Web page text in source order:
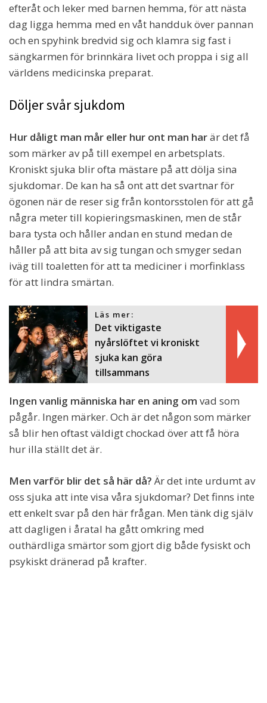
efteråt och leker med barnen hemma, för att nästa
dag ligga hemma med en våt handduk över pannan
och en spyhink bredvid sig och klamra sig fast i
sängkarmen för brinnkära livet och proppa i sig all
världens medicinska preparat.
Döljer svår sjukdom
Hur dåligt man mår eller hur ont man harär det få
som märker av på till exempel en arbetsplats.
Kroniskt sjuka blir ofta mästare på att dölja sina
sjukdomar. De kan ha så ont att det svartnar för
ögonen när de reser sig från kontorsstolen för att gå
några meter till kopieringsmaskinen, men de står
bara tysta och håller andan en stund medan de
håller på att bita av sig tungan och smyger sedan
iväg till toaletten för att ta mediciner i morfinklass
för att lindra smärtan.
Läs mer:
Det viktigaste
nyårslöftet vi kroniskt
sjuka kan göra
tillsammans
Ingen vanlig människa har en aning om vad som
pågår. Ingen märker. Och är det någon som märker
så blir hen oftast väldigt chockad över att få höra
hur illa ställt det är.
Men varför blir det så här då? Är det inte urdumt av
oss sjuka att inte visa våra sjukdomar? Det finns inte
ett enkelt svar på den här frågan. Men tänk dig själv
att dagligen i åratal ha gått omkring med
outhärdliga smärtor som gjort dig både fysiskt och
psykiskt dränerad på krafter.